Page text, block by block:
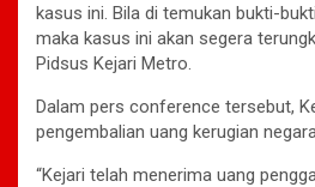
kasus ini. Bila di temukan bukti-
maka kasus ini akan segera
Pidsus Kejari Metro.
Dalam pers conference tersebut,
pengembalian uang kerugian
“Kejari telah menerima uang